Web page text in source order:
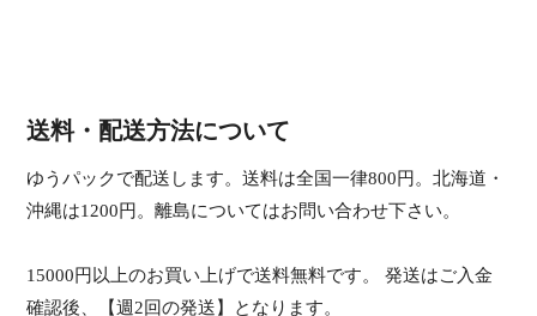
送料・配送方法について
ゆうパックで配送します。送料は全国一律800円。北海道・
沖縄は1200円。離島についてはお問い合わせ下さい。
15000円以上のお買い上げで送料無料です。 発送はご入金
確認後、【週2回の発送】となります。